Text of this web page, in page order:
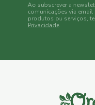
Ao subscrever a
comunicações via
produtos ou serviços,
Privacidade.